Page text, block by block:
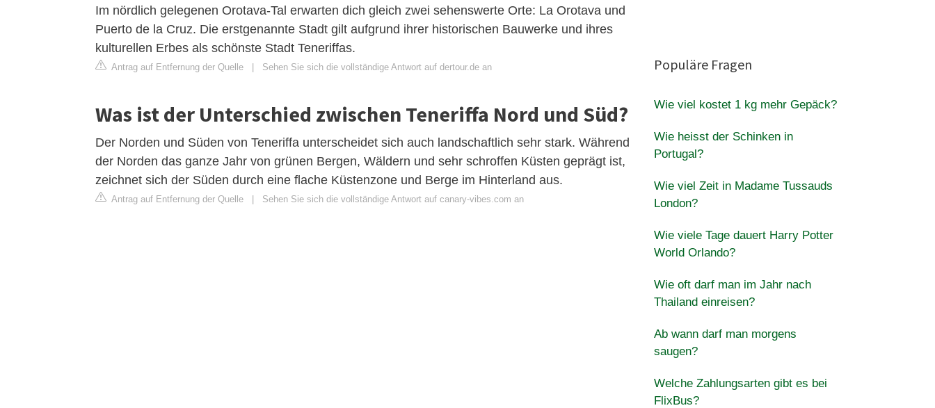
Im nördlich gelegenen Orotava-Tal erwarten dich gleich zwei sehenswerte Orte: La Orotava und
Puerto de la Cruz. Die erstgenannte Stadt gilt aufgrund ihrer historischen Bauwerke und ihres
kulturellen Erbes als schönste Stadt Teneriffas.
Antrag auf Entfernung der Quelle Sehen Sie sich die vollständige Antwort auf dertour.de an
Was ist der Unterschied zwischen Teneriffa Nord und Süd?
Der Norden und Süden von Teneriffa unterscheidet sich auch landschaftlich sehr stark. Während
der Norden das ganze Jahr von grünen Bergen, Wäldern und sehr schroffen Küsten geprägt ist,
zeichnet sich der Süden durch eine flache Küstenzone und Berge im Hinterland aus.
Antrag auf Entfernung der Quelle Sehen Sie sich die vollständige Antwort auf canary-vibes.com an
Populäre Fragen
Wie viel kostet 1 kg mehr Gepäck?
Wie heisst der Schinken in
Portugal?
Wie viel Zeit in Madame Tussauds
London?
Wie viele Tage dauert Harry Potter
World Orlando?
Wie oft darf man im Jahr nach
Thailand einreisen?
Ab wann darf man morgens
saugen?
Welche Zahlungsarten gibt es bei
FlixBus?